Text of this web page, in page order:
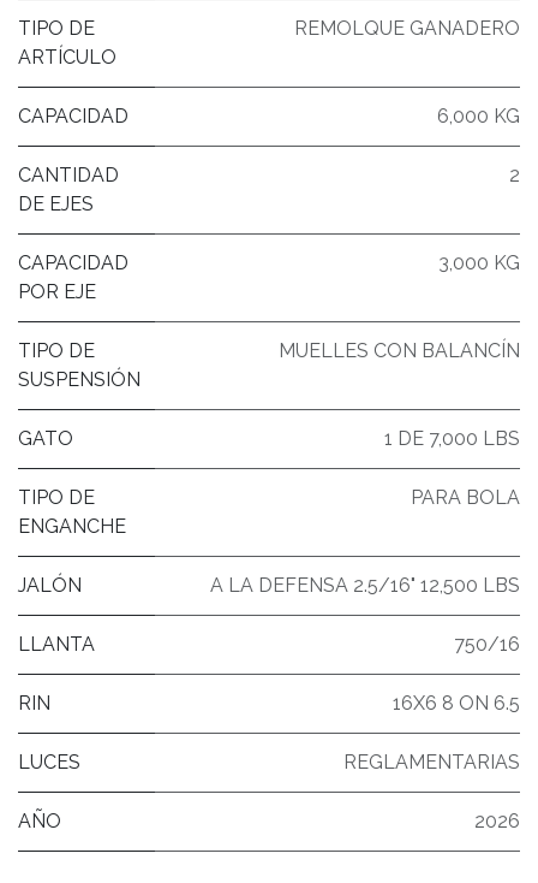
TIPO DE
ARTÍCULO
REMOLQUE GANADERO
CAPACIDAD 6,000 KG
CANTIDAD
DE EJES
2
CAPACIDAD
POR EJE
3,000 KG
TIPO DE
SUSPENSIÓN
MUELLES CON BALANCÍN
GATO 1 DE 7,000 LBS
TIPO DE
ENGANCHE
PARA BOLA
JALÓN A LA DEFENSA 2.5/16" 12,500 LBS
LLANTA 750/16
RIN 16X6 8 ON 6.5
LUCES REGLAMENTARIAS
AÑO 2026